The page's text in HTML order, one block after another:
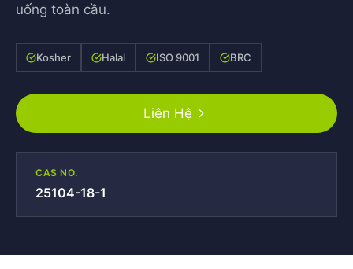
uống toàn cầu.
Kosher Halal ISO 9001 BRC
Liên Hệ
CAS NO.
25104-18-1